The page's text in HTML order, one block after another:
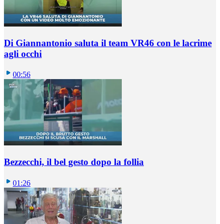
Di Giannantonio saluta il team VR46 con le lacrime
agli occhi
00:56
Bezzecchi, il bel gesto dopo la follia
01:26